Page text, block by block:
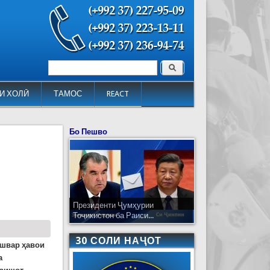
ХОЛӢ ТАМОС REACT
Форма поиска Поиск
ҳавои
Бо Пешво
Президенти Ҷумҳурии
Тоҷикистон ба Раиси...
30 СОЛИ НАҶОТ